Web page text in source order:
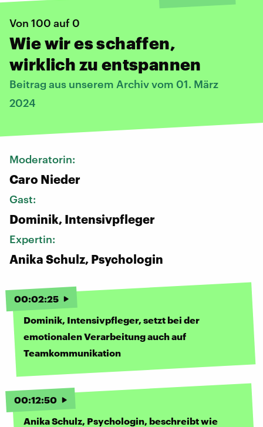
Von 100 auf 0
Wie wir es schaffen,
wirklich zu entspannen
Beitrag aus unserem Archiv vom 01. März
2024
Moderatorin:
Caro Nieder
Gast:
Dominik, Intensivpfleger
Expertin:
Anika Schulz, Psychologin
00:02:25
Dominik, Intensivpfleger, setzt bei der
emotionalen Verarbeitung auch auf
Teamkommunikation
00:12:50
Anika Schulz, Psychologin, beschreibt wie